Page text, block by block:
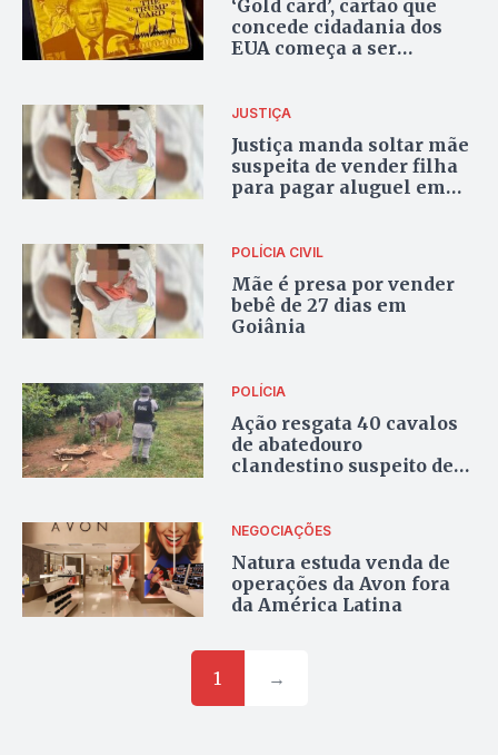
‘Gold card’, cartão que
concede cidadania dos
EUA começa a ser
JUSTIÇA
Justiça manda soltar mãe
suspeita de vender filha
para pagar aluguel em
POLÍCIA CIVIL
Mãe é presa por vender
bebê de 27 dias em
Goiânia
POLÍCIA
Ação resgata 40 cavalos
de abatedouro
clandestino suspeito de
NEGOCIAÇÕES
Natura estuda venda de
operações da Avon fora
da América Latina
1 →